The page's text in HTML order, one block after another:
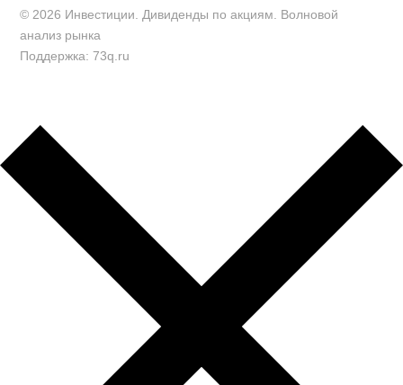
© 2026 Инвестиции. Дивиденды по акциям. Волновой
анализ рынка
Поддержка: 73q.ru